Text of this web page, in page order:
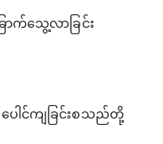
ာက်သွေ့လာခြင်း
ပေါင်ကျခြင်းစသည်တို့